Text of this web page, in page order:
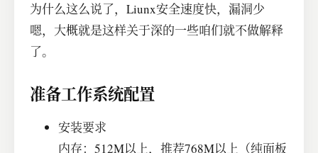
为什么这么说了，Liunx安全速度快，漏洞少
嗯，大概就是这样关于深的一些咱们就不做解释
了。
准备工作系统配置
安装要求
内存：512M以上，推荐768M以上（纯面板